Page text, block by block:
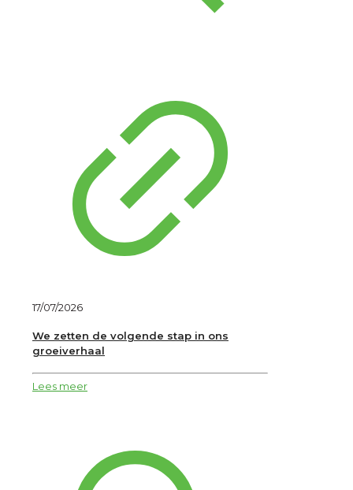
17/07/2026
We zetten de volgende stap in ons
groeiverhaal
Lees meer